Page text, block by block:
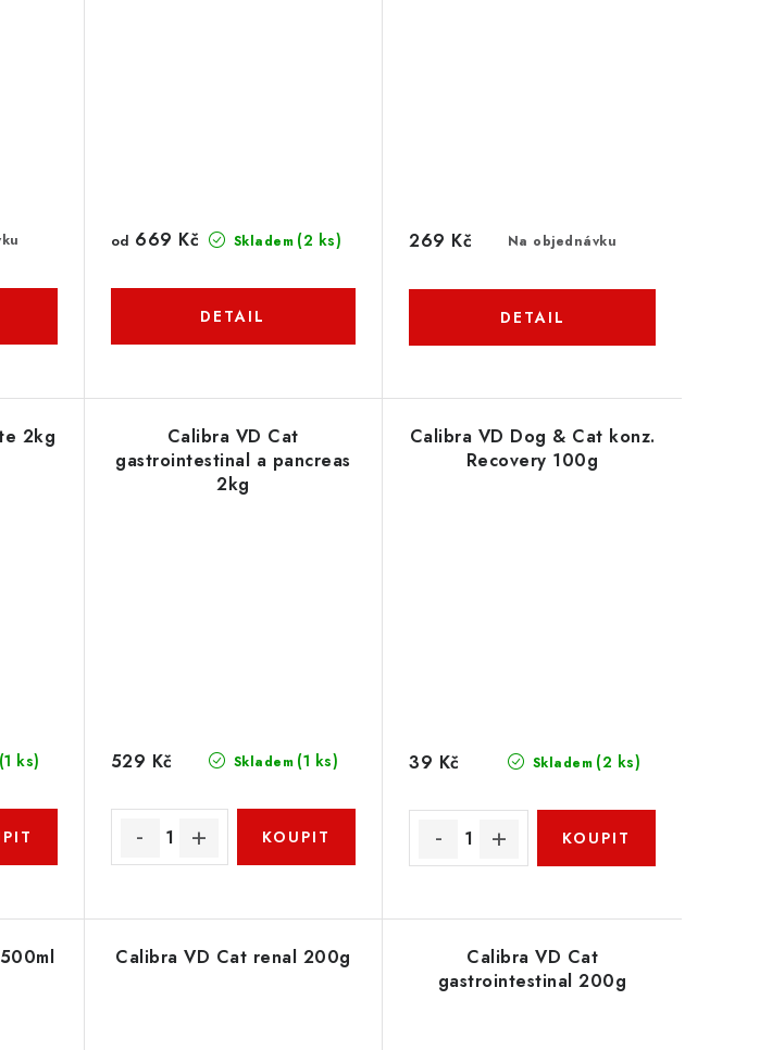
Skladem (2 ks)
od 669 Kč Na objednávku
269 Kč
2kg
(1 ks)
Calibra VD Cat
gastrointestinal a pancreas
2kg
Skladem (1 ks)
529 Kč
Calibra VD Dog & Cat konz.
Recovery 100g
Skladem (2 ks)
39 Kč
Calibra VD Cat renal 200g
Calibra VD Cat
gastrointestinal 200g